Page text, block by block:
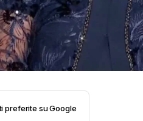
preferite su Google